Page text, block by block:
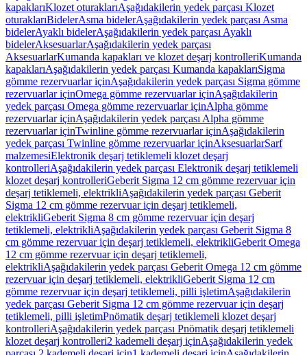
kapaklarıKlozet oturaklarıAşağıdakilerin yedek parçası Klozet
oturaklarıBidelerAsma bidelerAşağıdakilerin yedek parçası Asma
bidelerAyaklı bidelerAşağıdakilerin yedek parçası Ayaklı
bidelerAksesuarlarAşağıdakilerin yedek parçası
AksesuarlarKumanda kapakları ve klozet deşarj kontrolleriKumanda
kapaklarıAşağıdakilerin yedek parçası Kumanda kapaklarıSigma
gömme rezervuarlar içinAşağıdakilerin yedek parçası Sigma gömme
rezervuarlar içinOmega gömme rezervuarlar içinAşağıdakilerin
yedek parçası Omega gömme rezervuarlar içinAlpha gömme
rezervuarlar içinAşağıdakilerin yedek parçası Alpha gömme
rezervuarlar içinTwinline gömme rezervuarlar içinAşağıdakilerin
yedek parçası Twinline gömme rezervuarlar içinAksesuarlarSarf
malzemesiElektronik deşarj tetiklemeli klozet deşarj
kontrolleriAşağıdakilerin yedek parçası Elektronik deşarj tetiklemeli
klozet deşarj kontrolleriGeberit Sigma 12 cm gömme rezervuar için
deşarj tetiklemeli, elektrikliAşağıdakilerin yedek parçası Geberit
Sigma 12 cm gömme rezervuar için deşarj tetiklemeli,
elektrikliGeberit Sigma 8 cm gömme rezervuar için deşarj
tetiklemeli, elektrikliAşağıdakilerin yedek parçası Geberit Sigma 8
cm gömme rezervuar için deşarj tetiklemeli, elektrikliGeberit Omega
12 cm gömme rezervuar için deşarj tetiklemeli,
elektrikliAşağıdakilerin yedek parçası Geberit Omega 12 cm gömme
rezervuar için deşarj tetiklemeli, elektrikliGeberit Sigma 12 cm
gömme rezervuar için deşarj tetiklemeli, pilli işletimAşağıdakilerin
yedek parçası Geberit Sigma 12 cm gömme rezervuar için deşarj
tetiklemeli, pilli işletimPnömatik deşarj tetiklemeli klozet deşarj
kontrolleriAşağıdakilerin yedek parçası Pnömatik deşarj tetiklemeli
klozet deşarj kontrolleri2 kademeli deşarj içinAşağıdakilerin yedek